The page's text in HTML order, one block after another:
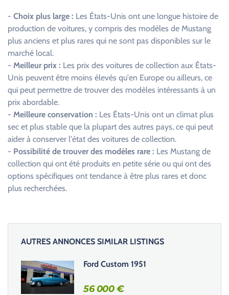
- Choix plus large : Les États-Unis ont une longue histoire de
production de voitures, y compris des modèles de Mustang
plus anciens et plus rares qui ne sont pas disponibles sur le
marché local.
- Meilleur prix : Les prix des voitures de collection aux États-
Unis peuvent être moins élevés qu'en Europe ou ailleurs, ce
qui peut permettre de trouver des modèles intéressants à un
prix abordable.
- Meilleure conservation : Les États-Unis ont un climat plus
sec et plus stable que la plupart des autres pays, ce qui peut
aider à conserver l'état des voitures de collection.
- Possibilité de trouver des modèles rare : Les Mustang de
collection qui ont été produits en petite série ou qui ont des
options spécifiques ont tendance à être plus rares et donc
plus recherchées.
AUTRES ANNONCES SIMILAR LISTINGS
Ford Custom 1951
56 000€